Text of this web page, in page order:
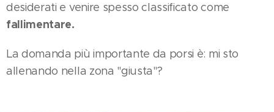
desiderati e venire spesso classificato come
fallimentare.
La domanda più importante da porsi è: mi sto
allenando nella zona "giusta"?